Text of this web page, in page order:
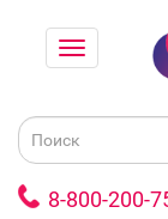
8-800-200-